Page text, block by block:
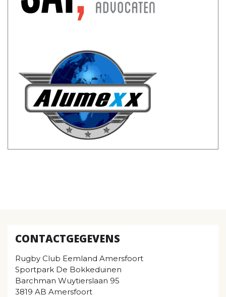
CONTACTGEGEVENS
Rugby Club Eemland Amersfoort
Sportpark De Bokkeduinen
Barchman Wuytierslaan 95
3819 AB Amersfoort